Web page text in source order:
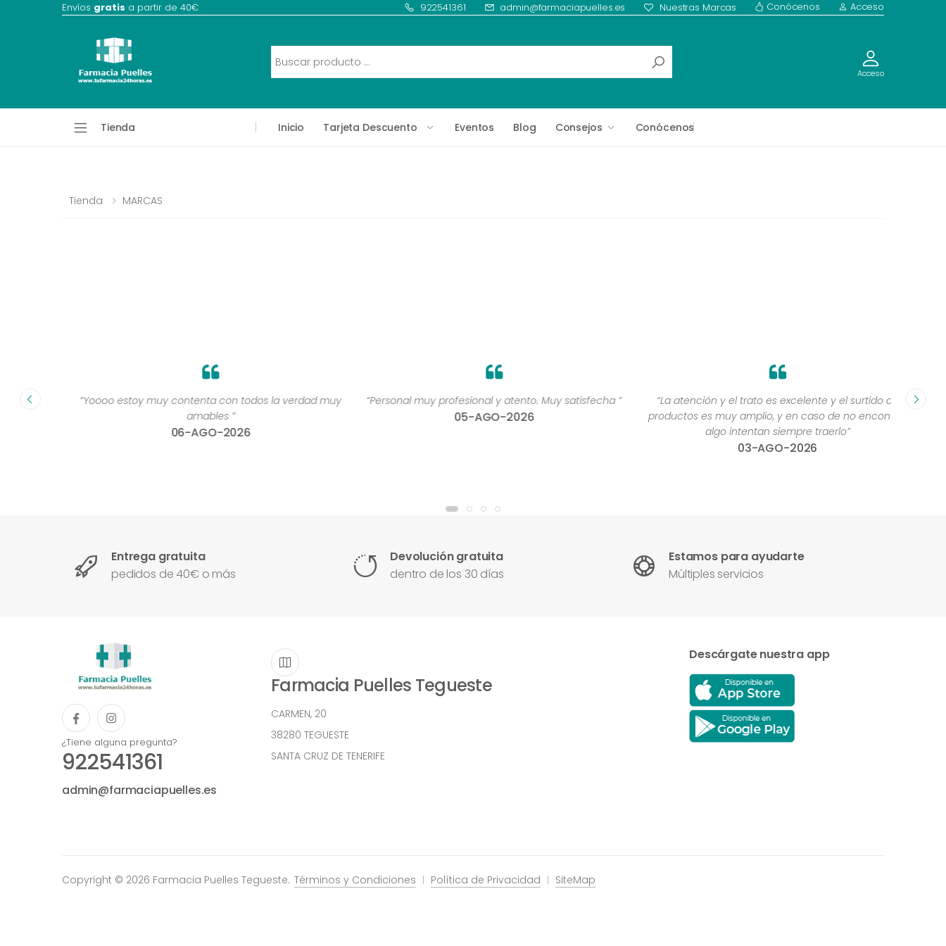
Envíos gratis a partir de 40€ 922541361 admin@farmaciapuelles.es Nuestras Marcas Conócenos Acceso
Acceso
Tienda Inicio Tarjeta Descuento Eventos Blog Consejos Conócenos
Tienda MARCAS
“Yoooo estoy muy contenta con todos la verdad muy
amables ”
06-AGO-2026
“Personal muy profesional y atento. Muy satisfecha ”
05-AGO-2026
“La atención y el trato es excelente y el surtido de
productos es muy amplio, y en caso de no encontrar
algo intentan siempre traerlo”
03-AGO-2026
Entrega gratuita
pedidos de 40€ o más
Devolución gratuita
dentro de los 30 días
Estamos para ayudarte
Múltiples servicios
¿Tiene alguna pregunta?
922541361
admin@farmaciapuelles.es
Farmacia Puelles Tegueste
CARMEN, 20
38280 TEGUESTE
SANTA CRUZ DE TENERIFE
Descárgate nuestra app
Copyright © 2026 Farmacia Puelles Tegueste. Términos y Condiciones Política de Privacidad SiteMap